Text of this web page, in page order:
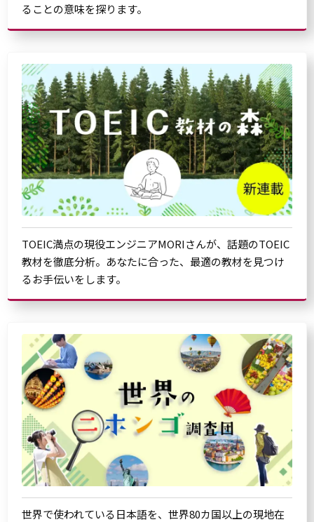
ることの意味を探ります。
TOEIC満点の現役エンジニアMORIさんが、話題のTOEIC
教材を徹底分析。あなたに合った、最適の教材を見つけ
るお手伝いをします。
世界で使われている日本語を、世界80カ国以上の現地在